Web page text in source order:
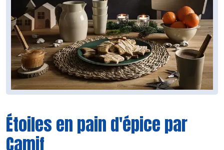
Étoiles en pain d'épice par
Camif